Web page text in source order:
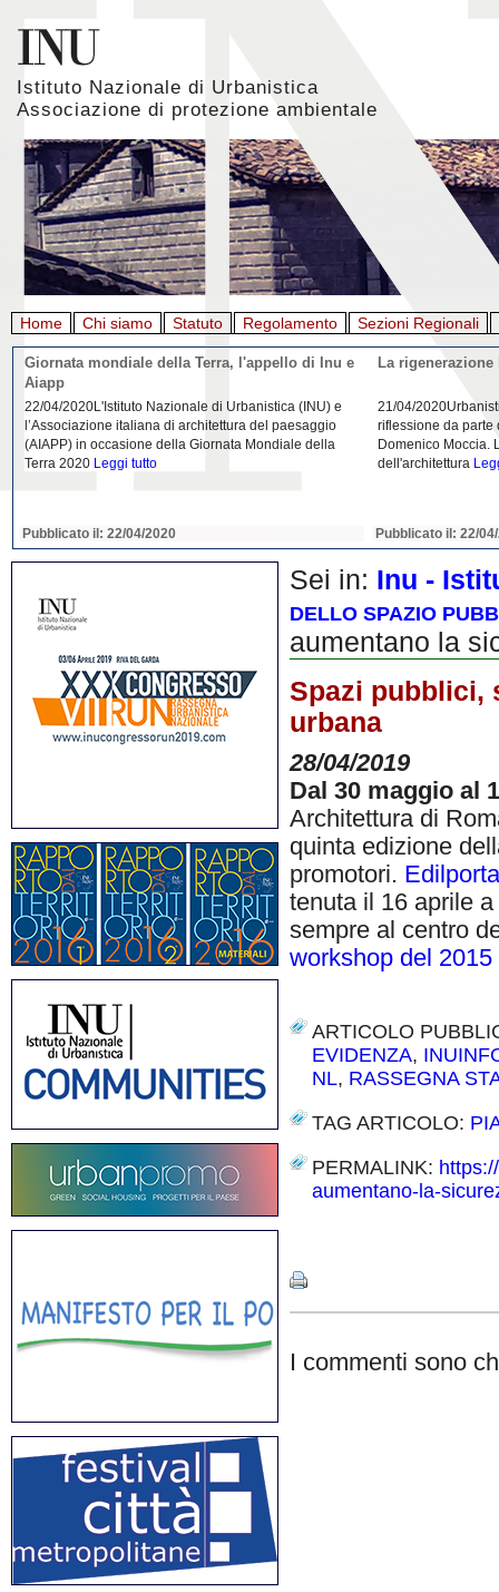
Istituto Nazionale di Urbanistica
Associazione di protezione ambientale
Home Chi siamo Statuto Regolamento Sezioni Regionali
Giornata mondiale della Terra, l'appello di Inu e
Aiapp
22/04/2020L'Istituto Nazionale di Urbanistica (INU) e
l’Associazione italiana di architettura del paesaggio
(AIAPP) in occasione della Giornata Mondiale della
Terra 2020 Leggi tutto
Pubblicato il: 22/04/2020
La
21/04/
riflessione da parte
Domenico Moccia.
dell'architettura
Pubblicato il: 22/
Sei in: Inu -
DELLO SPAZIO
aumentano la
Spazi pubblici,
urbana
28/04/2019
Dal 30 maggio al
Architettura di
quinta edizione
promotori.
tenuta il 16 aprile
sempre al centro
workshop del 2015
ARTICOLO
EVIDENZA,
NL, RASSEGNA
TAG ARTICOLO:
PERMALINK:
aumentano-la-
I commenti sono